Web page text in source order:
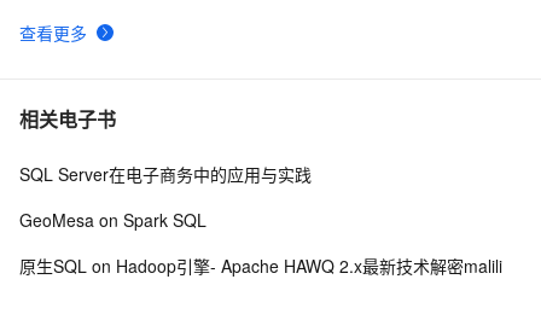
查看更多
相关电子书
SQL Server在电子商务中的应用与实践
GeoMesa on Spark SQL
原生SQL on Hadoop引擎- Apache HAWQ 2.x最新技术解密malili